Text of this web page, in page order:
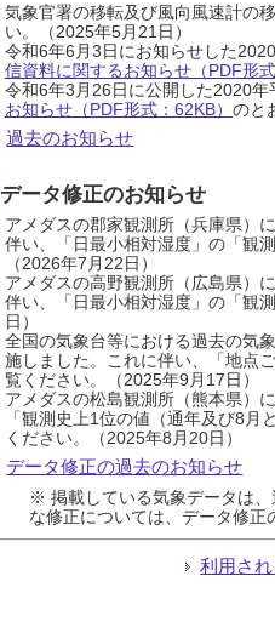
気象官署の移転及び風向風速計の
い。（2025年5月21日）
令和6年6月3日にお知らせした
信資料に関するお知らせ（PDF形式
令和6年3月26日に公開した2020
お知らせ（PDF形式：62KB） のと
過去のお知らせ
データ修正のお知らせ
アメダスの郡家観測所（兵庫県）
伴い、「日最小相対湿度」の「観
（2026年7月22日）
アメダスの高野観測所（広島県）
伴い、「日最小相対湿度」の「観
日）
全国の気象台等における過去の気
施しました。これに伴い、「地点
覧ください。（2025年9月17日）
アメダスの松島観測所（熊本県）
「観測史上1位の値（通年及び8
ください。（2025年8月20日）
データ修正の過去のお知らせ
※ 掲載している気象データは
な修正については、データ修正
利用さ